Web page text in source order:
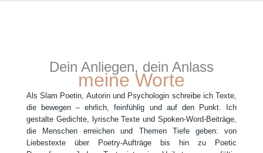
Dein Anliegen, dein Anlass
meine Worte
Als Slam Poetin, Autorin und Psychologin schreibe ich Texte,
die bewegen – ehrlich, feinfühlig und auf den Punkt. Ich
gestalte Gedichte, lyrische Texte und Spoken-Word-Beiträge,
die Menschen erreichen und Themen Tiefe geben: von
Liebestexte über Poetry-Aufträge bis hin zu Poetic